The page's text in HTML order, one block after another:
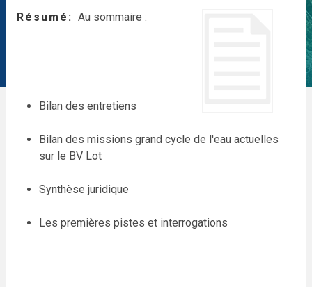
Résumé Au sommaire :
Bilan des entretiens
Bilan des missions grand cycle de l'eau actuelles
sur le BV Lot
Synthèse juridique
Les premières pistes et interrogations